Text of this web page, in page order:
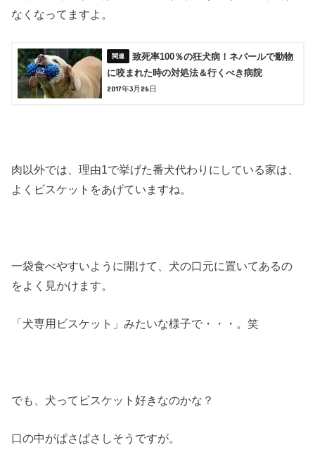
なくなってますよ。
致死率100％の狂犬病！ネパールで動物
に咬まれた時の対処法＆行くべき病院
2017年3月26日
肉以外では、理由1で挙げた番犬代わりにしている家は、
よくビスケットをあげていますね。
一袋食べやすいように開けて、犬の口元に置いてあるの
をよく見かけます。
「犬専用ビスケット」みたいな様子で・・・。笑
でも、犬ってビスケット好きなのかな？
口の中がぱさぱさしそうですが。